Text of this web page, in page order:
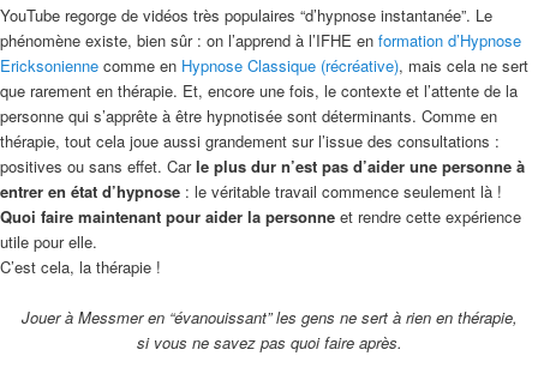
YouTube regorge de vidéos très populaires “d’hypnose instantanée”. Le
phénomène existe, bien sûr : on l’apprend à l’IFHE en formation d’Hypnose
Ericksonienne comme en Hypnose Classique (récréative), mais cela ne sert
que rarement en thérapie. Et, encore une fois, le contexte et l’attente de la
personne qui s’apprête à être hypnotisée sont déterminants. Comme en
thérapie, tout cela joue aussi grandement sur l’issue des consultations :
positives ou sans effet. Carle plus dur n’est pas d’aider une personne à
entrer en état d’hypnose : le véritable travail commence seulement là !
Quoi faire maintenant pour aider la personne et rendre cette expérience
utile pour elle.
C’est cela, la thérapie !
Jouer à Messmer en “évanouissant” les gens ne sert à rien en thérapie,
si vous ne savez pas quoi faire après.